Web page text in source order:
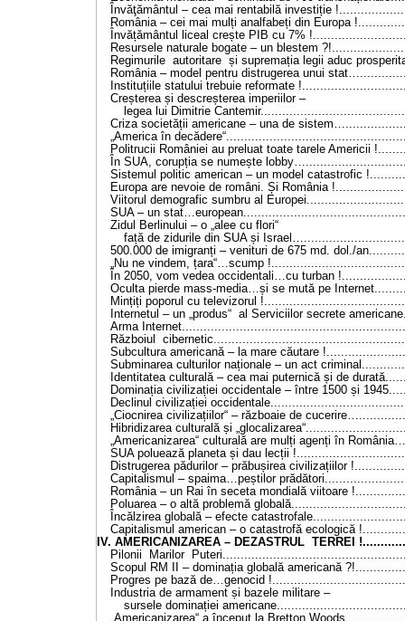
Învăţământul – cea mai rentabilă investiție
România – cei mai mulți analfabeți din Europa
Învățământul liceal crește PIB cu 7%
Resursele naturale bogate – un blestem
Regimurile autoritare și supremația legii aduc
România – model pentru distrugerea unui
Instituțiile statului trebuie reformate
Creșterea și descreșterea imperiilor –
legea lui Dimitrie
Criza societății americane – una de
„America în
Politrucii României au preluat toate tarele Americii
În SUA, corupția se numește
Sistemul politic american – un model catastrofic
Europa are nevoie de români. Și România
Viitorul demografic sumbru al
SUA – un
Zidul Berlinului – o „alee cu flori“
față de zidurile din SUA și
500.000 de imigranți – venituri de 675 md. dol./
„Nu ne vindem, țara“…scump
În 2050, vom vedea occidentali…cu turban
Oculta pierde mass-media…și se mută pe
Mințiți poporul cu televizorul
Internetul – un „produs“ al Serviciilor secrete
Arma
Războiul
Subcultura americană – la mare căutare
Subminarea culturilor naționale – un act
Identitatea culturală – cea mai puternică și de
Dominația civilizației occidentale – între 1500 și
Declinul civilizației
„Ciocnirea civilizațiilor“ – războaie de
Hibridizarea culturală și
„Americanizarea“ culturală are mulți agenți în
SUA poluează planeta și dau lecții
Distrugerea pădurilor – prăbușirea civilizațiilor
Capitalismul – spaima…peștilor
România – un Rai în seceta mondială viitoare
Poluarea – o altă problemă
Încălzirea globală – efecte
Capitalismul american – o catastrofă ecologică
IV. AMERICANIZAREA – DEZASTRUL TERREI
Pilonii Marilor
Scopul RM II – dominația globală americană
Progres pe bază de…genocid
Industria de armament și bazele militare –
sursele dominației
„Americanizarea“ a început la Bretton